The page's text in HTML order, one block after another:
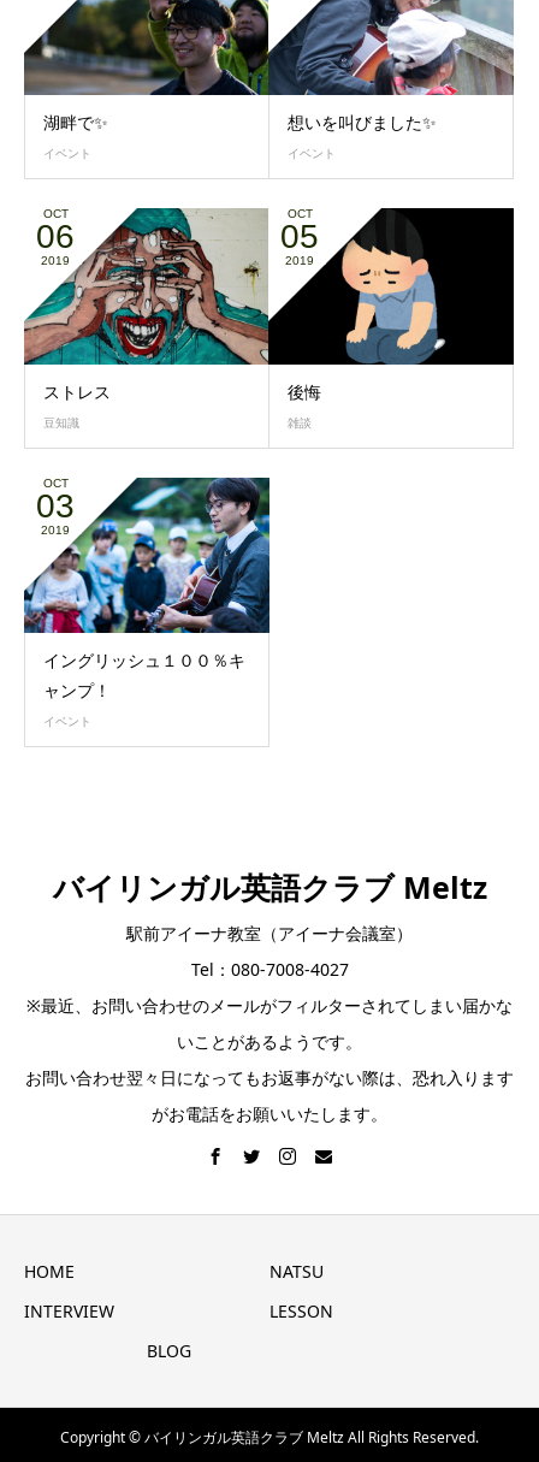
湖畔で✨
イベント
想いを叫びました✨
イベント
OCT
06
2019
ストレス
豆知識
OCT
05
2019
後悔
雑談
OCT
03
2019
イングリッシュ１００％キ
ャンプ！
イベント
バイリンガル英語クラブ Meltz
駅前アイーナ教室（アイーナ会議室）
Tel：080-7008-4027
※最近、お問い合わせのメールがフィルターされてしまい届かな
いことがあるようです。
お問い合わせ翌々日になってもお返事がない際は、恐れ入ります
がお電話をお願いいたします。
HOME
NATSU
INTERVIEW
LESSON
BLOG
Copyright © バイリンガル英語クラブ Meltz All Rights Reserved.